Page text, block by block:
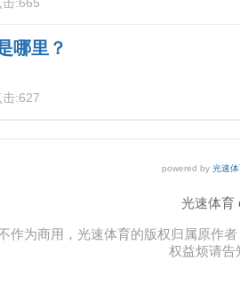
哪里？
击:627
powered by 光速
光速体育
作为商用，光速体育的版权归属原作
权益烦请告